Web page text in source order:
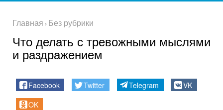
Главная › Без рубрики
Что делать с тревожными мыслями
и раздражением
Facebook Twitter Telegram
VK
OK